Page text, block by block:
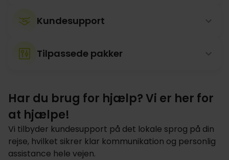
Kundesupport
Tilpassede pakker
Har du brug for hjælp? Vi er her for
at hjælpe!
Vi tilbyder kundesupport på det lokale sprog på din
rejse, hvilket sikrer klar kommunikation og personlig
assistance hele vejen.